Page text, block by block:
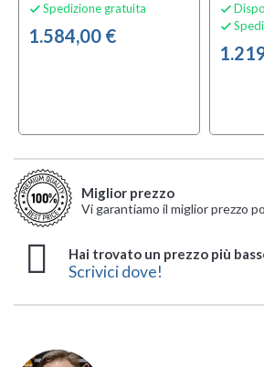
 Spedizione gratuita
1.584,00 €


Miglior prezzo
Vi garantiamo il miglior prezzo
Hai trovato un prezzo più
Scrivici dove!